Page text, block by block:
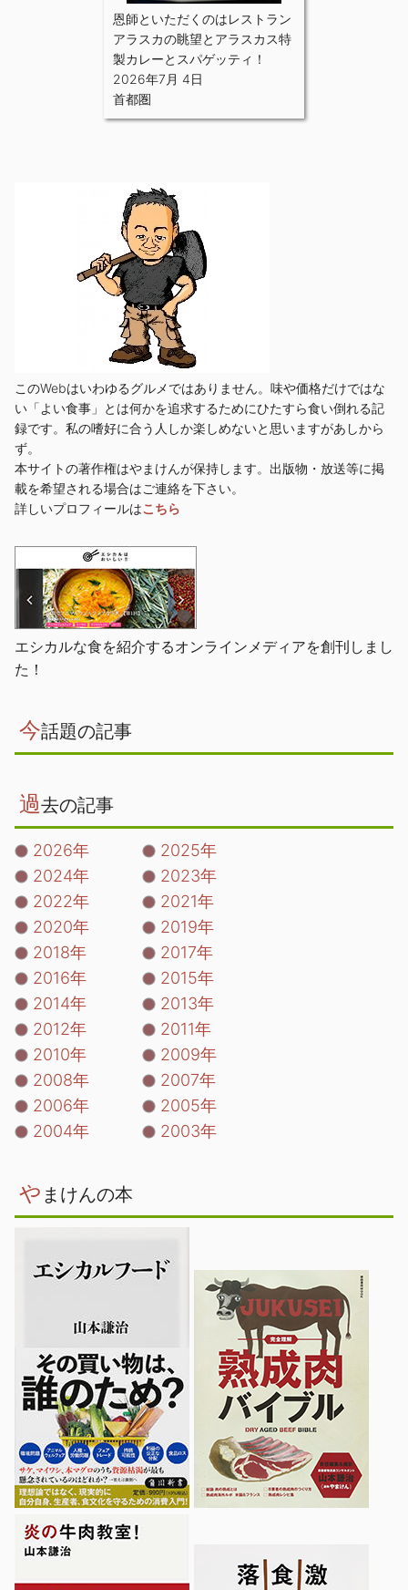
恩師といただくのはレストラン
アラスカの眺望とアラスカス特
製カレーとスパゲッティ！
2026年7月 4日
首都圏
このWebはいわゆるグルメではありません。味や価格だけではな
い「よい食事」とは何かを追求するためにひたすら食い倒れる記
録です。私の嗜好に合う人しか楽しめないと思いますがあしから
ず。
本サイトの著作権はやまけんが保持します。出版物・放送等に掲
載を希望される場合はご連絡を下さい。
詳しいプロフィールはこちら
エシカルな食を紹介するオンラインメディアを創刊しまし
た！
今話題の記事
過去の記事
2026年
2025年
2024年
2023年
2022年
2021年
2020年
2019年
2018年
2017年
2016年
2015年
2014年
2013年
2012年
2011年
2010年
2009年
2008年
2007年
2006年
2005年
2004年
2003年
や まけんの本